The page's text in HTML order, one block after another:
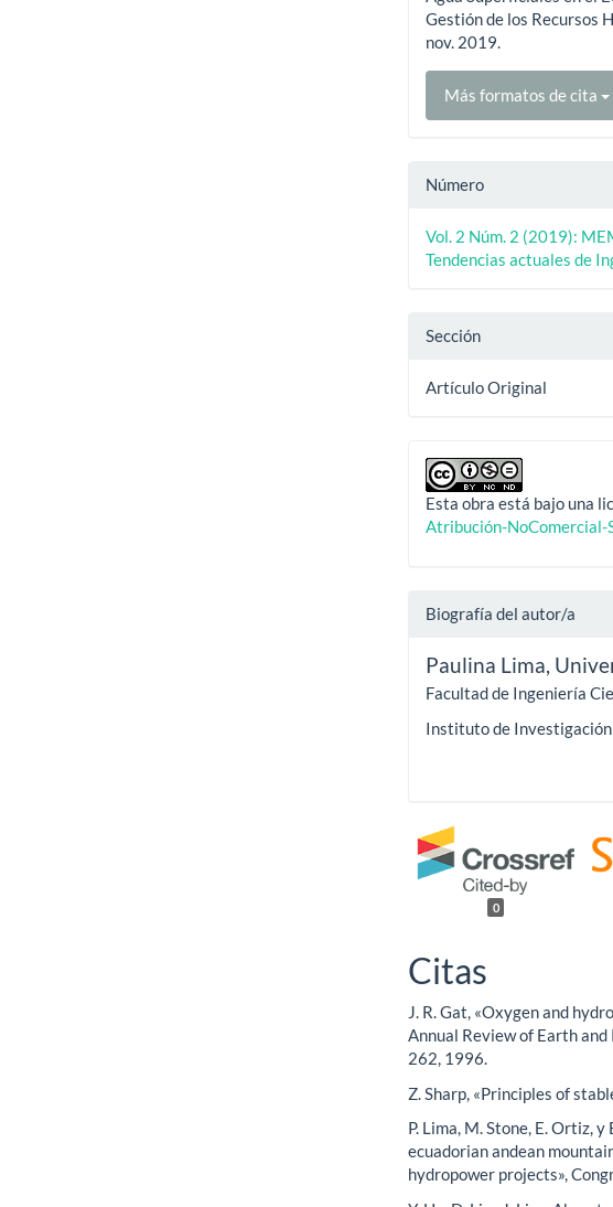
Gestión de los Recursos
nov. 2019.
Más formatos de cita
Número
Vol. 2 Núm. 2 (2019):
Tendencias actuales de
Sección
Artículo Original
Esta obra está bajo una
Atribución-NoComercial-
Biografía del autor/a
Paulina Lima,
Facultad de Ingeniería
Instituto de Investigación
0
Citas
J. R. Gat, «Oxygen and
Annual Review of Earth and
262, 1996.
Z. Sharp, «Principles of
P. Lima, M. Stone, E. Ortiz,
ecuadorian andean
hydropower projects»,